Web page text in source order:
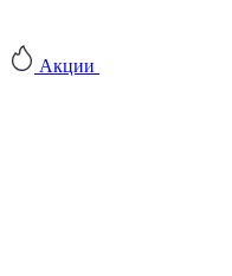
Акции